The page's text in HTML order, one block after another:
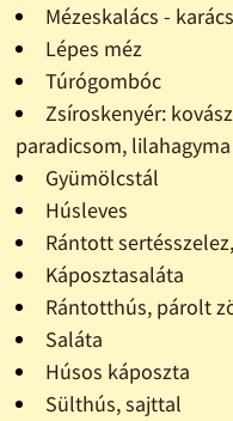
Mézeskalács -
Lépes méz
Túrógombóc
Zsíroskenyér:
paradicsom, lilahagyma
Gyümölcstál
Húsleves
Rántott
Káposztasaláta
Rántotthús, párolt
Saláta
Húsos káposzta
Sülthús, sajttal